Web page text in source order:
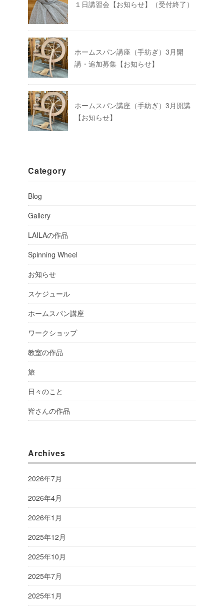
１日講習会【お知らせ】（受付終了）
ホームスパン講座（手紡ぎ）3月開
講・追加募集【お知らせ】
ホームスパン講座（手紡ぎ）3月開講
【お知らせ】
Category
Blog
Gallery
LAILAの作品
Spinning Wheel
お知らせ
スケジュール
ホームスパン講座
ワークショップ
教室の作品
旅
日々のこと
皆さんの作品
Archives
2026年7月
2026年4月
2026年1月
2025年12月
2025年10月
2025年7月
2025年1月